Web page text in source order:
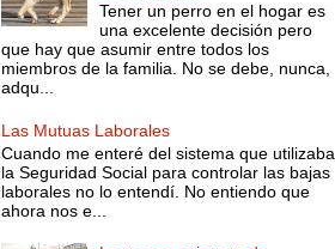
Tener un perro en el hogar es
una excelente decisión pero
que hay que asumir entre todos los
miembros de la familia. No se debe, nunca,
adqu...
Las Mutuas Laborales
Cuando me enteré del sistema que utilizaba
la Seguridad Social para controlar las bajas
laborales no lo entendí. No entiendo que
ahora nos e...